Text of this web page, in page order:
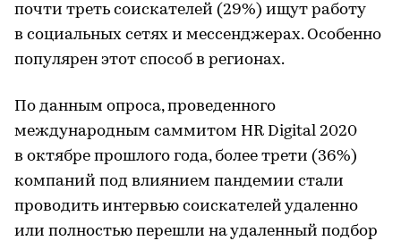
почти треть соискателей (29%) ищут работу
в социальных сетях и мессенджерах. Особенно
популярен этот способ в регионах.
По данным опроса, проведенного
международным саммитом HR Digital 2020
в октябре прошлого года, более трети (36%)
компаний под влиянием пандемии стали
проводить интервью соискателей удаленно
или полностью перешли на удаленный подбор